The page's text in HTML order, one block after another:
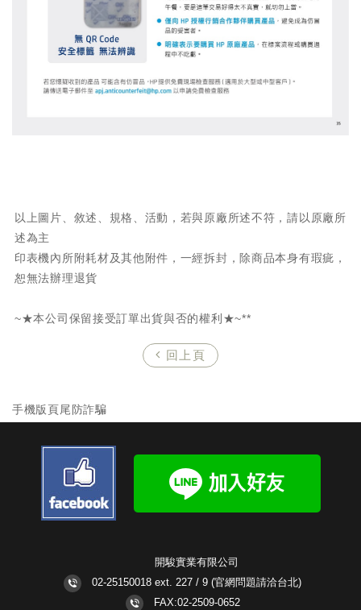
以上圖片、敘述、規格、活動，若與原廠所述不符，請以原廠所
述為主
印表機內所附耗材及其他附件，一經拆封，除商品本身有瑕疵，
恕無法辦理退貨
~★本公司保留接受訂單出貨與否的權利★~**
回上頁
手機版頁尾防詐騙
開駿實業有限公司
02-25150018 ext. 227 / 9 (官網問題請洽台北)
FAX:02-2509-0652